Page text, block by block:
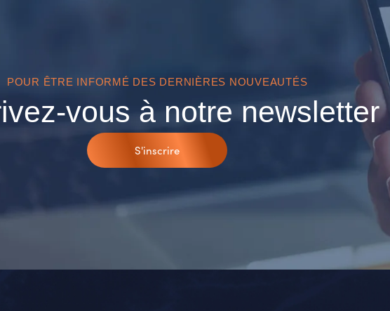
POUR ÊTRE INFORMÉ DES DERNIÈRES NOUVEAUTÉS
vous à notre newsletter
S'inscrire